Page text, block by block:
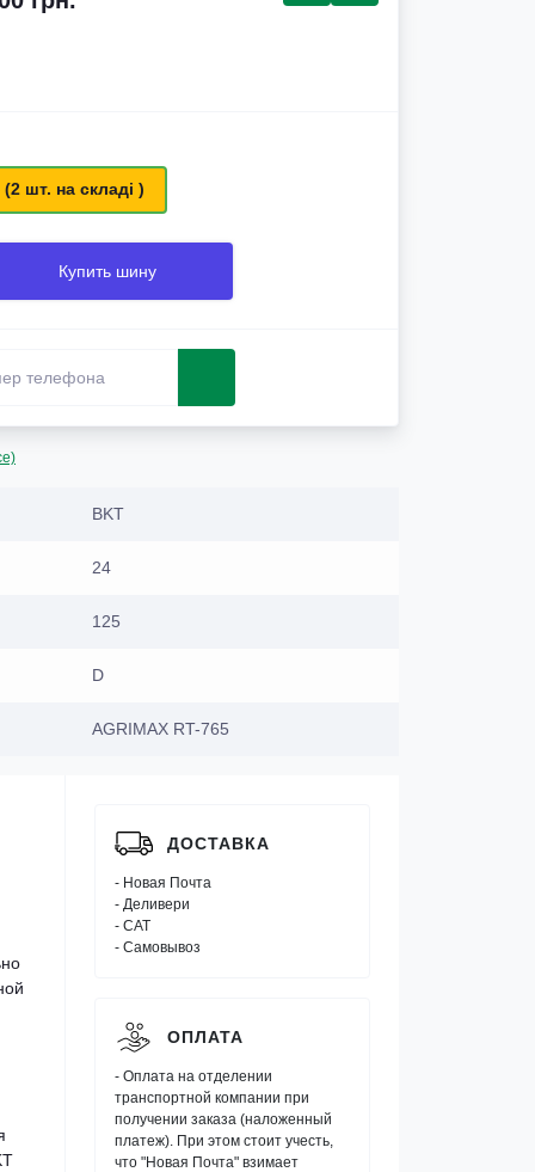
(2 шт. на складі )
Купить шину
BKT
24
125
D
AGRIMAX RT-765
ДОСТАВКА
- Новая Почта
- Деливери
- САТ
- Самовывоз
ОПЛАТА
- Оплата на отделении
транспортной компании при
получении заказа (наложенный
платеж). При этом стоит учесть,
что "Новая Почта" взимает